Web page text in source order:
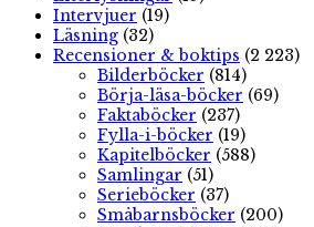
Intervjuer (19)
Läsning (32)
Recensioner & boktips (2 223)
Bilderböcker (814)
Börja-läsa-böcker (69)
Faktaböcker (237)
Fylla-i-böcker (19)
Kapitelböcker (588)
Samlingar (51)
Serieböcker (37)
Småbarnsböcker (200)